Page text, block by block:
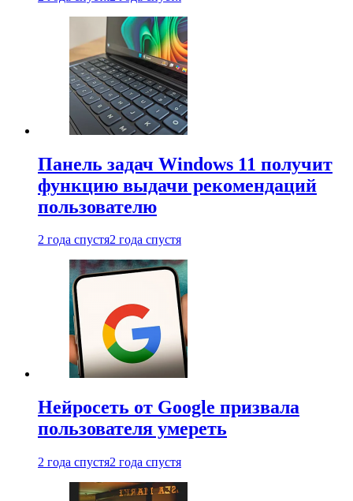
Панель задач Windows 11 получит
функцию выдачи рекомендаций
пользователю
2 года спустя2 года спустя
Нейросеть от Google призвала
пользователя умереть
2 года спустя2 года спустя